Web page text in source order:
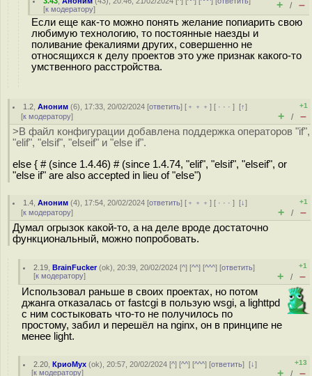
[к модератору] + / –
Если еще как-то можно понять желание попиарить свою
любимую технологию, то постоянные наезды и
поливание фекалиями других, совершенно не
относящихся к делу проектов это уже признак какого-то
умственного расстройства.
1.2 ,Аноним (6), 17:33, 20/02/2024 [ответить] [ ﹢﹢﹢] [ · · ·][↑]
[к модератору]
+1
+ / –
>В файл конфигурации добавлена поддержка операторов "if",
"elif", "elsif", "elseif" и "else if".
else { # (since 1.4.46) # (since 1.4.74, "elif", "elsif", "elseif", or
"else if" are also accepted in lieu of "else")
1.4 ,Аноним (4), 17:54, 20/02/2024 [ответить] [ ﹢﹢﹢] [ · · ·][↓]
[к модератору]
+1
+ / –
Думал огрызок какой-то, а на деле вроде достаточно
функциональный, можно попробовать.
2.19 ,BrainFucker(ok), 20:39, 20/02/2024 [^] [^^] [^^^] [ответить]
[к модератору]
+1
+ / –
Использовал раньше в своих проектах, но потом
джанга отказалась от fastcgi в пользую wsgi, а lighttpd
с ним состыковать что-то не получилось по
простому, забил и перешёл на nginx, он в принципе не
менее light.
2.20 ,КриоМух (ok), 20:57, 20/02/2024 [^] [^^] [^^^] [ответить][↓]
[к модератору]
+13
+ / –